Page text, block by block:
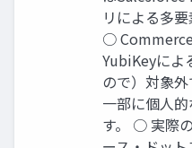
リによる多要
○
YubiKeyによ
ので）対象
一部に個人
す。 ○ 実際